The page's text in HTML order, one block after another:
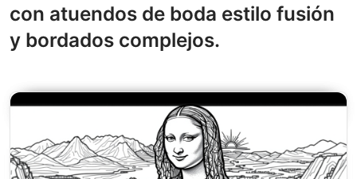
con atuendos de boda estilo fusión
y bordados complejos.